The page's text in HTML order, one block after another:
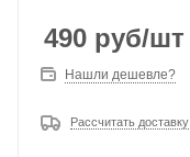
490 руб/шт
Нашли дешевле?
Рассчитать доставку